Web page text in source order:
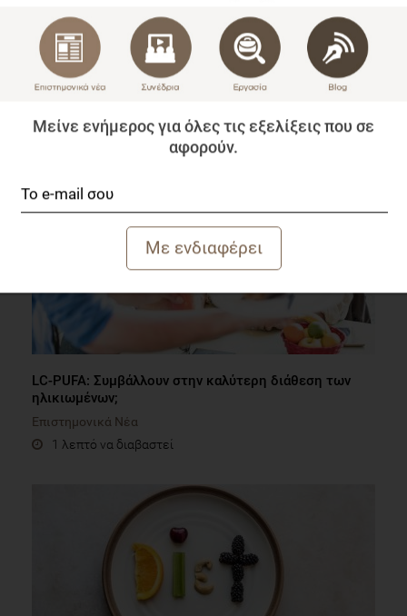
Πώς σχετίζονται τα οικογενειακά γεύματα με τη
νεανική παχυσαρκία;
1 λεπτό να διαβαστεί
LC-PUFA: Συμβάλλουν στην καλύτερη διάθεση των
ηλικιωμένων;
Επιστημονικά Νέα
1 λεπτό να διαβαστεί
Μείνε ενήμερος για όλες τις εξελίξεις που σε
αφορούν.